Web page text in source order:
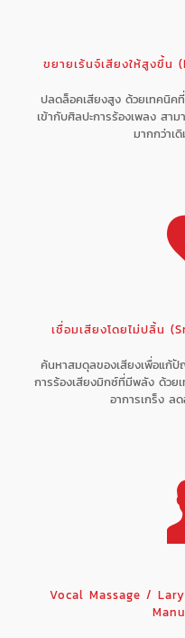
ขยายเร้นจ์เสียงให้สูงขึ้
ปลดล็อคเสียงสูง ด้วยเทคนิค
เข้ากับศิลปะการร้องเพลง สาม
มากกว่าเ
เชื่อมเสียงโดยไม่ปลิ้น
ค้นหาสมดุลของเสียงเพื่อแก้
การร้องเสียงมิกซ์ที่มีพลัง ด้วย
อาการเกร็ง ล
Vocal Massage /